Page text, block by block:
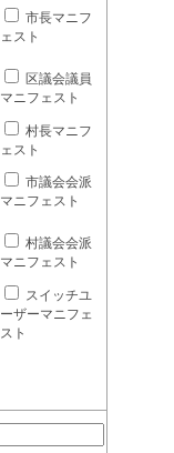
市長マニフ
ェスト
区議会議員
マニフェスト
村長マニフ
ェスト
市議会会派
マニフェスト
村議会会派
マニフェスト
スイッチユ
ーザーマニフェ
スト